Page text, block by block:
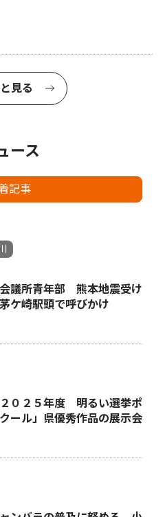
見る
ース
記事
議所青年部 熊本地震受け
ケ崎駅頭で呼びかけ
０２５年度 明るい選挙ポ
ール」県優秀作品の展示会